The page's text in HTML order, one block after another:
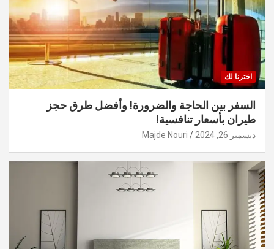
اخترنا لك
السفر بين الحاجة والضرورة! وأفضل طرق حجز
طيران بأسعار تنافسية!
ديسمبر 26, 2024 Majde Nouri